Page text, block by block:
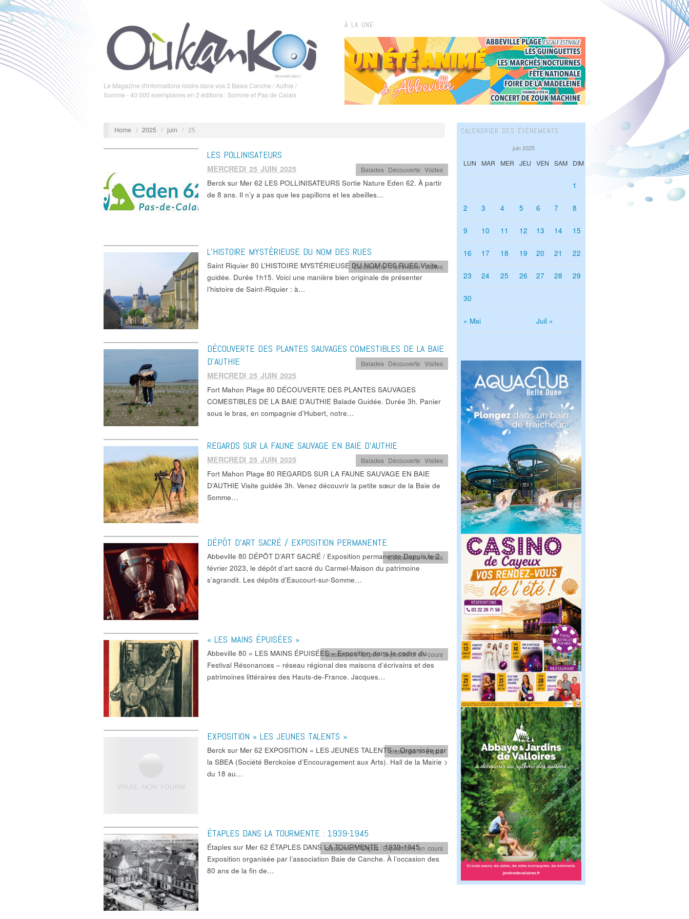
Le Magazine d'informations loisirs dans vos 3 Baies Canche / Authie /
Somme - 40 000 exemplaires en 2 éditions : Somme et Pas de Calais
À LA UNE
Home / 2025 / juin / 25
LES POLLINISATEURS
MERCREDI 25 JUIN 2025 Balades Découverte ,Visites
Berck sur Mer 62 LES POLLINISATEURS Sortie Nature Eden 62. À partir
de 8 ans. Il n’y a pas que les papillons et les abeilles…
L’HISTOIRE MYSTÉRIEUSE DU NOM DES RUES
Découverte,Patrimoine,Visites
Saint Riquier 80 L’HISTOIRE MYSTÉRIEUSE DU NOM DES RUES Visite
guidée. Durée 1h15. Voici une manière bien originale de présenter
l’histoire de Saint-Riquier : à…
DÉCOUVERTE DES PLANTES SAUVAGES COMESTIBLES DE LA BAIE
D’AUTHIE
MERCREDI 25 JUIN 2025
Balades Découverte ,Visites
Fort Mahon Plage 80 DÉCOUVERTE DES PLANTES SAUVAGES
COMESTIBLES DE LA BAIE D’AUTHIE Balade Guidée. Durée 3h. Panier
sous le bras, en compagnie d’Hubert, notre…
REGARDS SUR LA FAUNE SAUVAGE EN BAIE D’AUTHIE
MERCREDI 25 JUIN 2025 Balades Découverte ,Visites
Fort Mahon Plage 80 REGARDS SUR LA FAUNE SAUVAGE EN BAIE
D’AUTHIE Visite guidée 3h. Venez découvrir la petite sœur de la Baie de
Somme…
DÉPÔT D’ART SACRÉ / EXPOSITION PERMANENTE
Découverte,Visites
Abbeville 80 DÉPÔT D’ART SACRÉ / Exposition permanente Depuis le 2
février 2023, le dépôt d’art sacré du Carmel-Maison du patrimoine
s’agrandit. Les dépôts d’Eaucourt-sur-Somme…
« LES MAINS ÉPUISÉES »
classement,Expos,Expositions en cours
Abbeville 80 « LES MAINS ÉPUISÉES » Exposition dans le cadre du
Festival Résonances – réseau régional des maisons d’écrivains et des
patrimoines littéraires des Hauts-de-France. Jacques…
EXPOSITION « LES JEUNES TALENTS »
classement,Expos
Berck sur Mer 62 EXPOSITION « LES JEUNES TALENTS » Organisée par
la SBEA (Société Berckoise d’Encouragement aux Arts). Hall de la Mairie >
du 18 au…
ÉTAPLES DANS LA TOURMENTE : 1939-1945
classement,Expos ,Expositions en cours
Étaples sur Mer 62 ÉTAPLES DANS LA TOURMENTE : 1939-1945
Exposition organisée par l’association Baie de Canche. À l’occasion des
80 ans de la fin de…
CALENDRIER DES ÉVÉNEMENTS
juin 2025
LUN MAR MER JEU VEN SAM DIM
« Mai Juil »
1
2 3 4 5 6 7 8
9 10 11 12 13 14 15
16 17 18 19 20 21 22
23 24 25 26 27 28 29
30